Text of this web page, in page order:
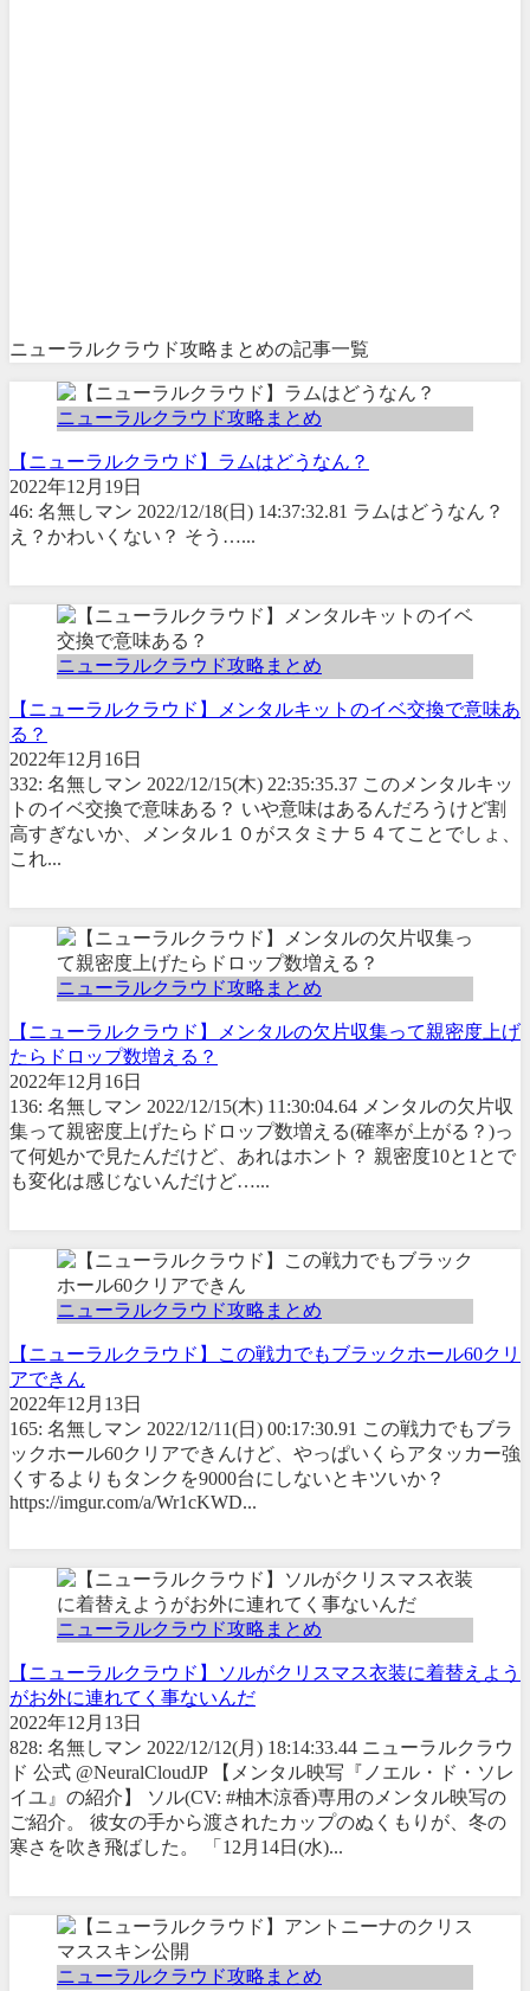
ニューラルクラウド攻略まとめの記事一覧
ニューラルクラウド攻略まとめ
【ニューラルクラウド】ラムはどうなん？
2022年12月19日
46: 名無しマン 2022/12/18(日) 14:37:32.81 ラムはどうなん？
え？かわいくない？ そう…...
ニューラルクラウド攻略まとめ
【ニューラルクラウド】メンタルキットのイベ交換で意味あ
る？
2022年12月16日
332: 名無しマン 2022/12/15(木) 22:35:35.37 このメンタルキッ
トのイベ交換で意味ある？ いや意味はあるんだろうけど割
高すぎないか、メンタル１０がスタミナ５４てことでしょ、
これ...
ニューラルクラウド攻略まとめ
【ニューラルクラウド】メンタルの欠片収集って親密度上げ
たらドロップ数増える？
2022年12月16日
136: 名無しマン 2022/12/15(木) 11:30:04.64 メンタルの欠片収
集って親密度上げたらドロップ数増える(確率が上がる？)っ
て何処かで見たんだけど、あれはホント？ 親密度10と1とで
も変化は感じないんだけど…...
ニューラルクラウド攻略まとめ
【ニューラルクラウド】この戦力でもブラックホール60クリ
アできん
2022年12月13日
165: 名無しマン 2022/12/11(日) 00:17:30.91 この戦力でもブラ
ックホール60クリアできんけど、やっぱいくらアタッカー強
くするよりもタンクを9000台にしないとキツいか？
https://imgur.com/a/Wr1cKWD...
ニューラルクラウド攻略まとめ
【ニューラルクラウド】ソルがクリスマス衣装に着替えよう
がお外に連れてく事ないんだ
2022年12月13日
828: 名無しマン 2022/12/12(月) 18:14:33.44 ニューラルクラウ
ド 公式 @NeuralCloudJP 【メンタル映写『ノエル・ド・ソレ
イユ』の紹介】 ソル(CV: #柚木涼香)専用のメンタル映写の
ご紹介。 彼女の手から渡されたカップのぬくもりが、冬の
寒さを吹き飛ばした。 「12月14日(水)...
ニューラルクラウド攻略まとめ